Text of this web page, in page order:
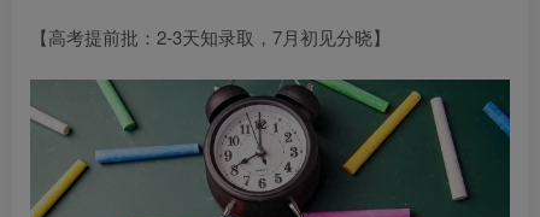
【高考提前批：2-3天知录取，7月初见分晓】